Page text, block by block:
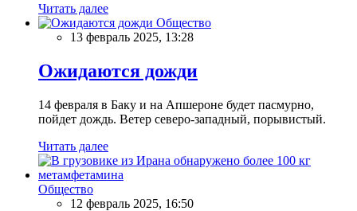
Читать далее
Общество
13 февраль 2025, 13:28
Ожидаются дожди
14 февраля в Баку и на Апшероне будет пасмурно,
пойдет дождь. Ветер северо-западный, порывистый.
Читать далее
Общество
12 февраль 2025, 16:50